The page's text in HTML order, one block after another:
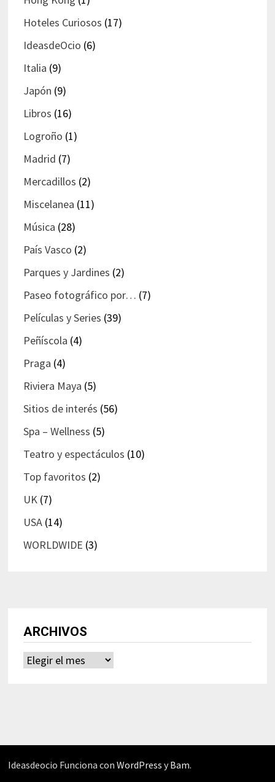
Hoteles Curiosos (17)
IdeasdeOcio (6)
Italia (9)
Japón (9)
Libros (16)
Logroño (1)
Madrid (7)
Mercadillos (2)
Miscelanea (11)
Música (28)
País Vasco (2)
Parques y Jardines (2)
Paseo fotográfico por… (7)
Películas y Series (39)
Peñíscola (4)
Praga (4)
Riviera Maya (5)
Sitios de interés (56)
Spa – Wellness (5)
Teatro y espectáculos (10)
Top favoritos (2)
UK(7)
USA(14)
WORLDWIDE (3)
ARCHIVOS
Archivos
Ideasdeocio Funciona con WordPress yBam.